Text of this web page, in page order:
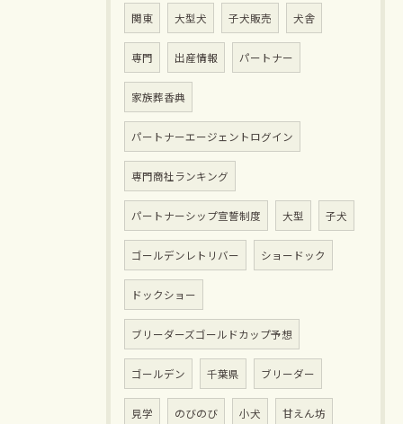
関東 大型犬 子犬販売 犬舎
専門 出産情報 パートナー
家族葬香典
パートナーエージェントログイン
専門商社ランキング
パートナーシップ宣誓制度 大型 子犬
ゴールデンレトリバー ショードック
ドックショー
ブリーダーズゴールドカップ予想
ゴールデン 千葉県 ブリーダー
見学 のびのび 小犬 甘えん坊